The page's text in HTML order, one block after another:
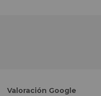
Valoración Google